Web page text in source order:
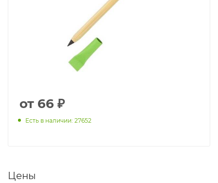
от 66 ₽
Есть в наличии: 27652
Цены